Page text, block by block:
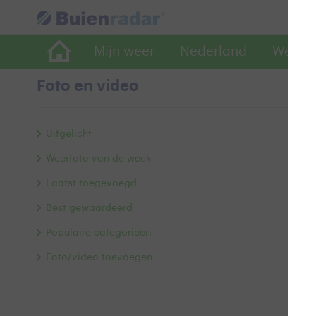
Mijn weer Nederland
Foto en video
Uitgelicht
Weerfoto van de week
Laatst toegevoegd
Best gewaardeerd
Populaire categorieën
Foto/video toevoegen